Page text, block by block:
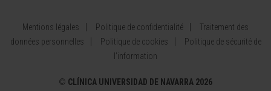
Mentions légales Politique de confidentialité
Traitement des
données personnelles
Politique de cookies
Politique de sécurité de
l’information
© CLÍNICA UNIVERSIDAD DE NAVARRA 2026